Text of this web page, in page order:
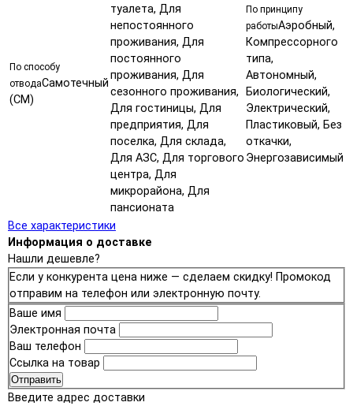
По способу
отводаСамотечный
(СМ)
туалета, Для
непостоянного
проживания, Для
постоянного
проживания, Для
сезонного проживания,
Для гостиницы, Для
предприятия, Для
поселка, Для склада,
Для АЗС, Для торгового
центра, Для
микрорайона, Для
пансионата
По принципу
работыАэробный,
Компрессорного
типа,
Автономный,
Биологический,
Электрический,
Пластиковый, Без
откачки,
Энергозависимый
Все характеристики
Информация о доставке
Нашли дешевле?
Если у конкурента цена ниже — сделаем скидку! Промокод
отправим на телефон или электронную почту.
Ваше имя
Электронная почта
Ваш телефон
Ссылка на товар
Отправить
Введите адрес доставки